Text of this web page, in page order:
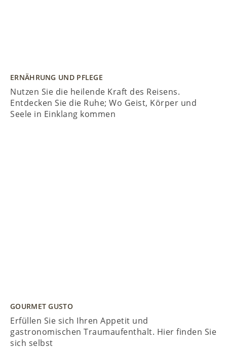
ERNÄHRUNG UND PFLEGE
Nutzen Sie die heilende Kraft des Reisens.
Entdecken Sie die Ruhe; Wo Geist, Körper und
Seele in Einklang kommen
GOURMET GUSTO
Erfüllen Sie sich Ihren Appetit und
gastronomischen Traumaufenthalt. Hier finden Sie
sich selbst